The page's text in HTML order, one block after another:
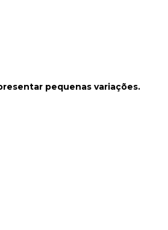
pequenas variações.